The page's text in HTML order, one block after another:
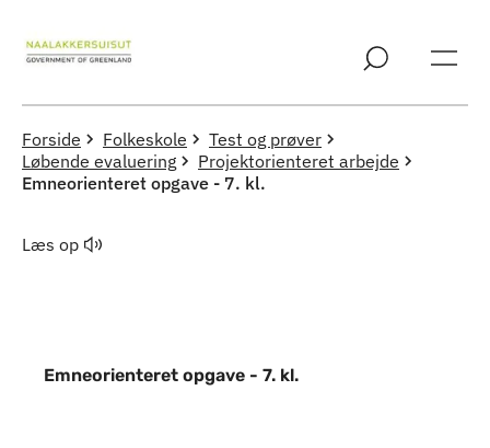
Forside Folkeskole
Test og prøver
Løbende evaluering
Projektorienteret arbejde
Emneorienteret opgave - 7. kl.
Læs op
Emneorienteret opgave - 7. kl.